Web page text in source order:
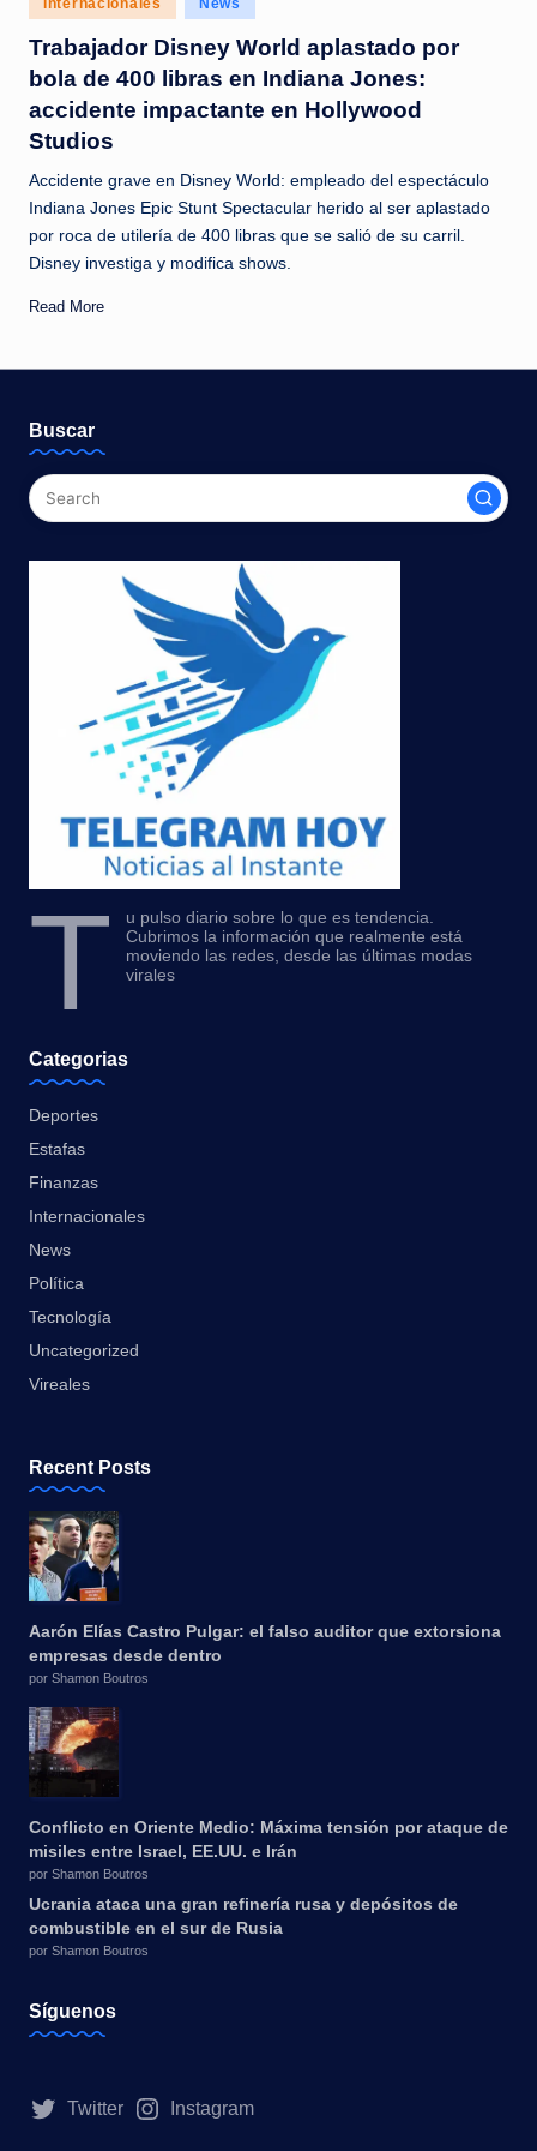
c
i
a
s
a
l
i
t
n
t
e
in
Internacionales News
Trabajador Disney World aplastado por
bola de 400 libras en Indiana Jones:
accidente impactante en Hollywood
Studios
Accidente grave en Disney World: empleado del espectáculo
Indiana Jones Epic Stunt Spectacular herido al ser aplastado
por roca de utilería de 400 libras que se salió de su carril.
Disney investiga y modifica shows.
Read More
Buscar
T
u pulso diario sobre lo que es tendencia.
Cubrimos la información que realmente está
moviendo las redes, desde las últimas modas
virales
Categorias
Deportes
Estafas
Finanzas
Internacionales
News
Política
Tecnología
Uncategorized
Vireales
Recent Posts
Aarón Elías Castro Pulgar: el falso auditor que extorsiona
empresas desde dentro
por Shamon Boutros
Conflicto en Oriente Medio: Máxima tensión por ataque de
misiles entre Israel, EE.UU. e Irán
por Shamon Boutros
Ucrania ataca una gran refinería rusa y depósitos de
combustible en el sur de Rusia
por Shamon Boutros
Síguenos
Twitter Instagram